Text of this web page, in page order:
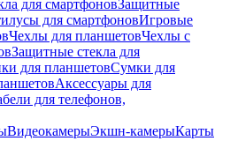
для смартфоновЗащитные
для смартфоновИгровые
Чехлы для планшетовЧехлы с
Защитные стекла для
для планшетовСумки для
Аксессуары для
для телефонов,
ВидеокамерыЭкшн-камерыКарты